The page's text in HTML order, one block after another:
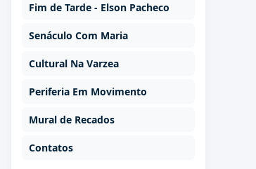
Fim de Tarde - Elson Pacheco
Senáculo Com Maria
Cultural Na Varzea
Periferia Em Movimento
Mural de Recados
Contatos